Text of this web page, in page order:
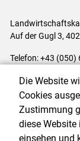
Auf der Gugl 3,
Telefon: +43 (050)
Impressum|
Barrierefreiheit
Die Website
Cookies
Zustimmung
diese Website
einsehen und